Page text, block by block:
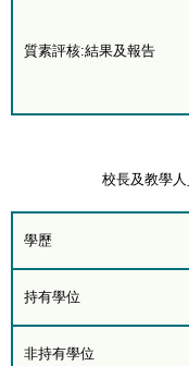
質素評核:結果及報告
校長及教學
學歷
持有學位
非持有學位